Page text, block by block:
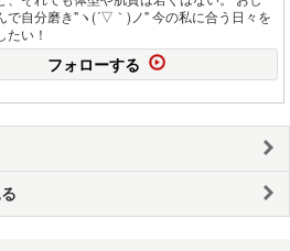
で自分磨き"ヽ(´▽｀)ノ" 今の私に合う日々を
たい！
フォローする